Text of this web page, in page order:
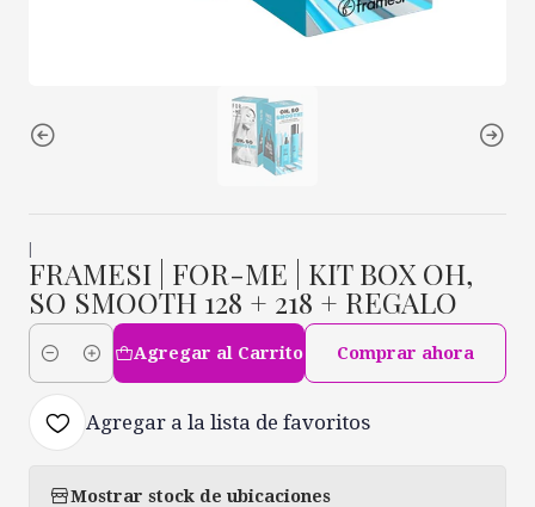
FRAMESI | FOR-ME | KIT BOX OH,
SO SMOOTH 128 + 218 + REGALO
Cantidad
Agregar al Carrito Comprar ahora
Agregar a la lista de favoritos
Mostrar stock de ubicaciones